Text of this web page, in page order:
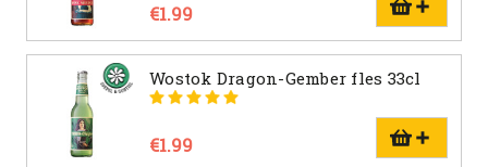
€1.99
Wostok Dragon-Gember fles 33cl
€1.99